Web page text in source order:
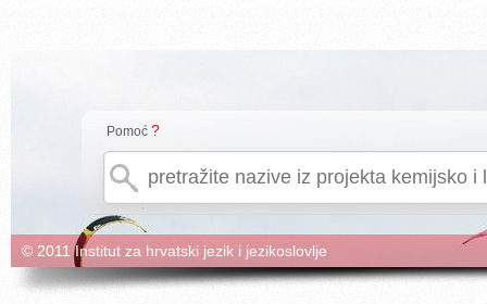
Pomoć ?
© 2011 Institut za hrvatski jezik i jezikoslovlje